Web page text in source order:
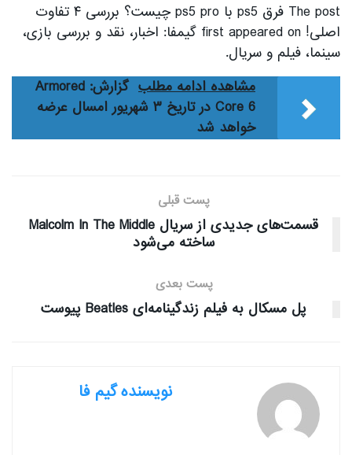
The post فرق ps5 با ps5 pro چیست؟ بررسی ۴ تفاوت
اصلی! first appeared on گیمفا: اخبار، نقد و بررسی بازی،
سینما، فیلم و سریال.
مشاهده ادامه مطلب
گزارش: Armored
Core 6 در تاریخ ۳ شهریور امسال عرضه
خواهد شد
پست قبلی
قسمت‌های جدیدی از سریال Malcolm In The Middle
ساخته می‌شود
پست بعدی
پل مسکال به فیلم زندگینامه‌ای Beatles پیوست
نویسنده گیم فا